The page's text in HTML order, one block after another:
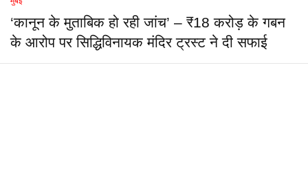
‘कानून के मुताबिक हो रही जांच’ – ₹18 करोड़ के गबन
के आरोप पर सिद्धिविनायक मंदिर ट्रस्ट ने दी सफाई